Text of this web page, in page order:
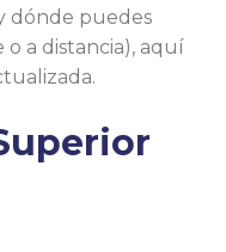
dónde puedes
a distancia), aquí